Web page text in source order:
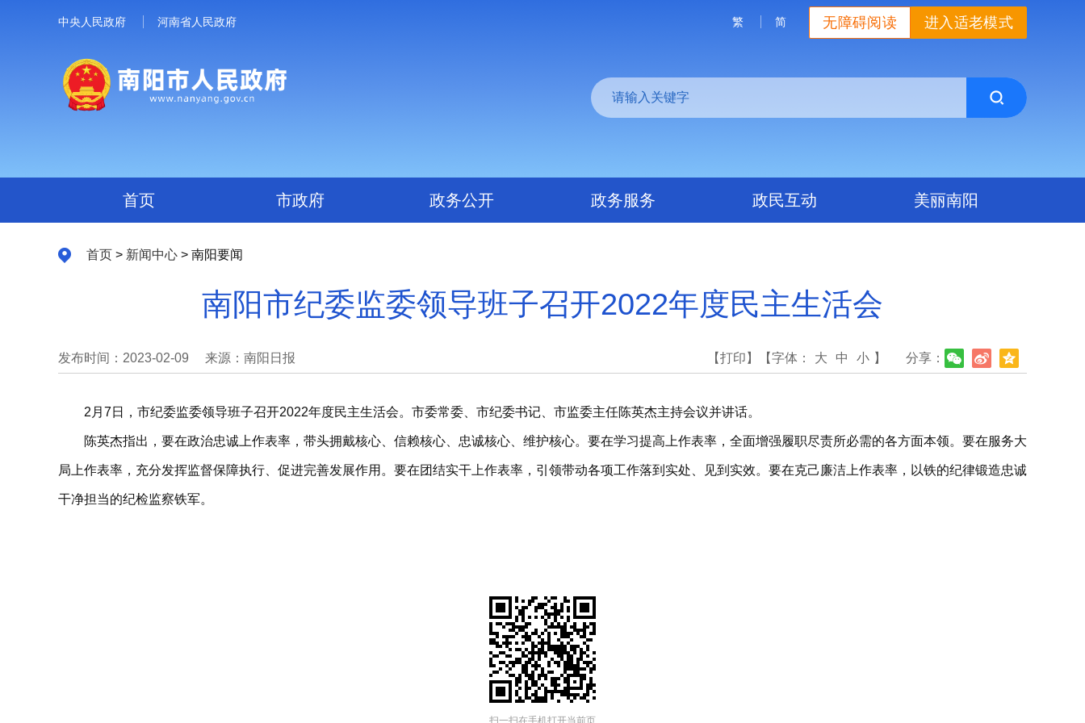
中央人民政府 河南省人民政府 进入适老模式
无障碍阅读
繁 简
首页 市政府 政务公开 政务服务 政民互动 美丽南阳
首页 > 新闻中心 > 南阳要闻
南阳市纪委监委领导班子召开2022年度民主生活会
发布时间：2023-02-09 来源：南阳日报 分享：
【打印】 【字体： 大 中 小 】
2月7日，市纪委监委领导班子召开2022年度民主生活会。市委常委、市纪委书记、市监委主任陈英杰主持会议并讲话。
陈英杰指出，要在政治忠诚上作表率，带头拥戴核心、信赖核心、忠诚核心、维护核心。要在学习提高上作表率，全面增强履职尽责所必需的各方面本领。要在服务大
局上作表率，充分发挥监督保障执行、促进完善发展作用。要在团结实干上作表率，引领带动各项工作落到实处、见到实效。要在克己廉洁上作表率，以铁的纪律锻造忠诚
干净担当的纪检监察铁军。
扫一扫在手机打开当前页